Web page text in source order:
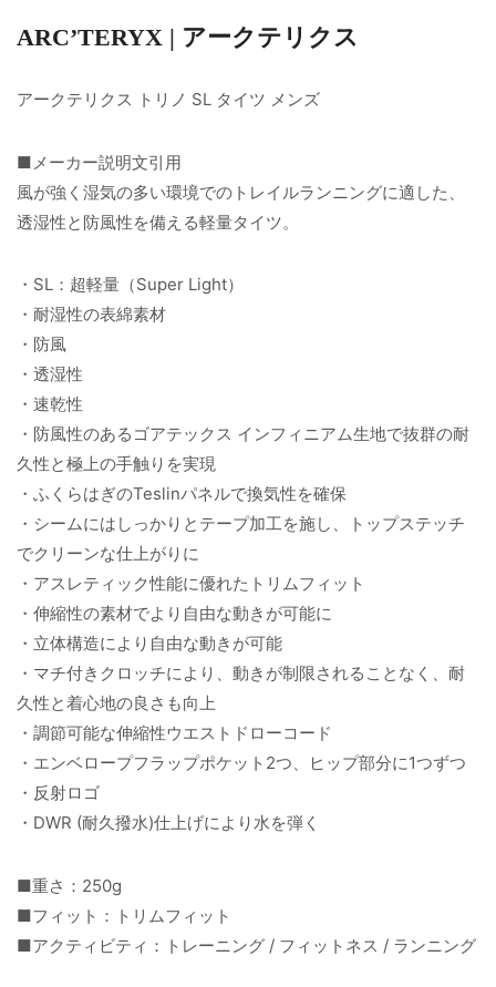
ARC’TERYX | アークテリクス
アークテリクス トリノ SL タイツ メンズ
■メーカー説明文引用
風が強く湿気の多い環境でのトレイルランニングに適した、
透湿性と防風性を備える軽量タイツ。
・SL：超軽量（Super Light）
・耐湿性の表綿素材
・防風
・透湿性
・速乾性
・防風性のあるゴアテックス インフィニアム生地で抜群の耐
久性と極上の手触りを実現
・ふくらはぎのTeslinパネルで換気性を確保
・シームにはしっかりとテープ加工を施し、トップステッチ
でクリーンな仕上がりに
・アスレティック性能に優れたトリムフィット
・伸縮性の素材でより自由な動きが可能に
・立体構造により自由な動きが可能
・マチ付きクロッチにより、動きが制限されることなく、耐
久性と着心地の良さも向上
・調節可能な伸縮性ウエストドローコード
・エンベロープフラップポケット2つ、ヒップ部分に1つずつ
・反射ロゴ
・DWR (耐久撥水)仕上げにより水を弾く
■重さ：250g
■フィット：トリムフィット
■アクティビティ：トレーニング / フィットネス / ランニング